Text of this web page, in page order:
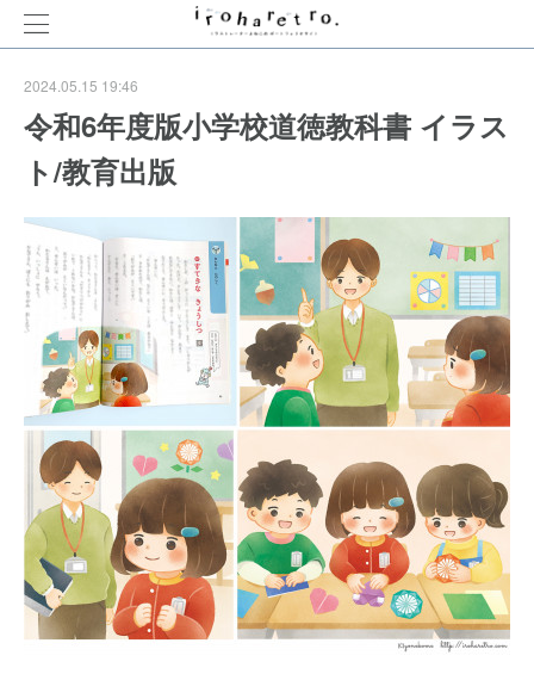
2024.05.15 19:46
令和6年度版小学校道徳教科書 イラス
ト/教育出版